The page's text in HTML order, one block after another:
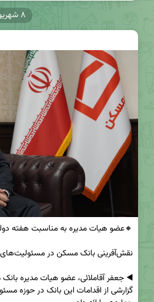
۸ شهریور ۱۴۰۴